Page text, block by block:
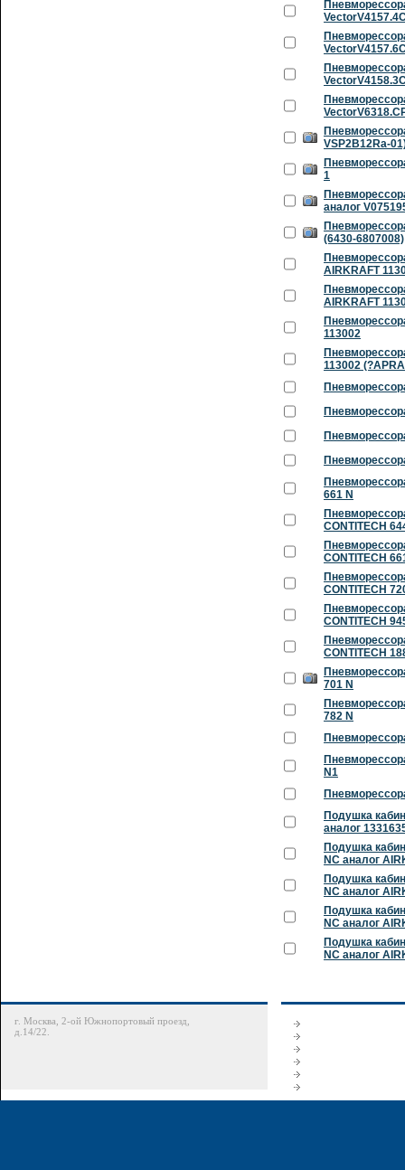
VSP2B12Ra-
1
аналог
(6430-6807008)
AIRKRAFT
AIRKRAFT
113002
113002
661 N
CONTITECH
CONTITECH
CONTITECH
CONTITECH
CONTITECH
701 N
782 N
N1
Подушка
аналог
Подушка
NC аналог
Подушка
NC аналог
Подушка
NC аналог
Подушка
NC аналог
г. Москва, 2-ой Южнопортовый проезд,
д.14/22.